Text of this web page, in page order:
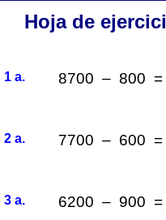
Hoja de
1 a. 8700 – 800 =
2 a. 7700 – 600 =
3 a. 6200 – 900 =